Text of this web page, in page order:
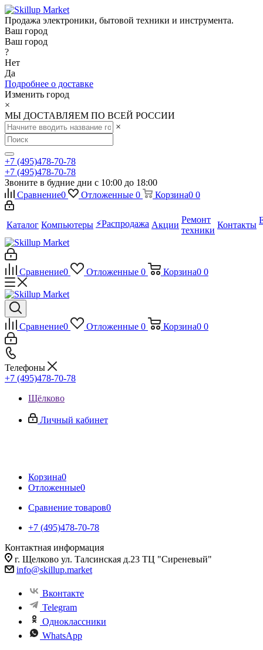
Продажа электроники, бытовой техники и инструмента.
Ваш город
Ваш город
?
Нет
Да
Подробнее о доставке
Изменить город
×
МЫ ДОСТАВЛЯЕМ ПО ВСЕЙ РОССИИ
×
+7 (495)478-70-78
+7 (495)478-70-78
Звоните в будние дни с 10:00 до 18:00
Сравнение0 Отложенные 0 Корзина0 0
Каталог Компьютеры ⚡️Распродажа Акции
Ремонт
техники
Контакты
Сравнение0 Отложенные 0 Корзина0 0
Сравнение0 Отложенные 0 Корзина0 0
Телефоны
+7 (495)478-70-78
Щёлково
Личный кабинет
Корзина0
Отложенные0
Сравнение товаров0
+7 (495)478-70-78
Контактная информация
г. Щелково ул. Талсинская д.23 ТЦ "Сиреневый"
info@skillup.market
Вконтакте
Telegram
Одноклассники
WhatsApp